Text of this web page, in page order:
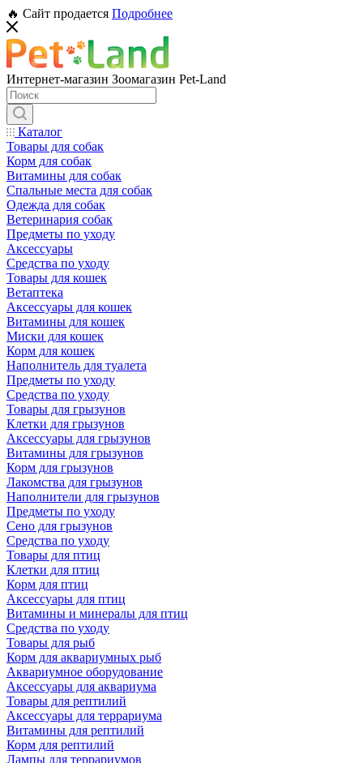
🔥 Сайт продается Подробнее
Интернет-магазин Зоомагазин Pet-Land
Каталог
Товары для собак
Корм для собак
Витамины для собак
Спальные места для собак
Одежда для собак
Ветеринария собак
Предметы по уходу
Аксессуары
Средства по уходу
Товары для кошек
Ветаптека
Аксессуары для кошек
Витамины для кошек
Миски для кошек
Корм для кошек
Наполнитель для туалета
Предметы по уходу
Средства по уходу
Товары для грызунов
Клетки для грызунов
Аксессуары для грызунов
Витамины для грызунов
Корм для грызунов
Лакомства для грызунов
Наполнители для грызунов
Предметы по уходу
Сено для грызунов
Средства по уходу
Товары для птиц
Клетки для птиц
Корм для птиц
Аксессуары для птиц
Витамины и минералы для птиц
Средства по уходу
Товары для рыб
Корм для аквариумных рыб
Аквариумное оборудование
Аксессуары для аквариума
Товары для рептилий
Аксессуары для террариума
Витамины для рептилий
Корм для рептилий
Лампы для террариумов